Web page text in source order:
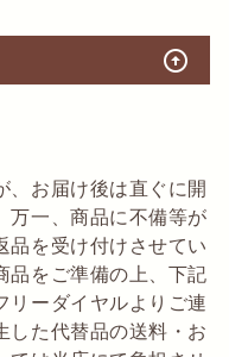
arrow_circle_up
、お届け後は直ぐに開
万一、商品に不備等が
品を受け付けさせてい
品をご準備の上、下記
リーダイヤルよりご連
した代替品の送料・お